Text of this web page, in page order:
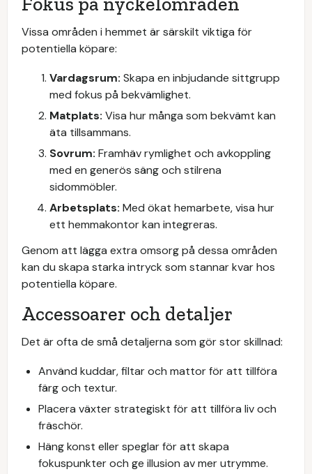
Vissa områden i hemmet är särskilt viktiga för
potentiella köpare:
Vardagsrum: Skapa en inbjudande sittgrupp
med fokus på bekvämlighet.
Matplats: Visa hur många som bekvämt kan
äta tillsammans.
Sovrum: Framhäv rymlighet och avkoppling
med en generös säng och stilrena
sidommöbler.
Arbetsplats: Med ökat hemarbete, visa hur
ett hemmakontor kan integreras.
Genom att lägga extra omsorg på dessa områden
kan du skapa starka intryck som stannar kvar hos
potentiella köpare.
Accessoarer och detaljer
Det är ofta de små detaljerna som gör stor skillnad:
Använd kuddar, filtar och mattor för att tillföra
färg och textur.
Placera växter strategiskt för att tillföra liv och
fräschör.
Häng konst eller speglar för att skapa
fokuspunkter och ge illusion av mer utrymme.